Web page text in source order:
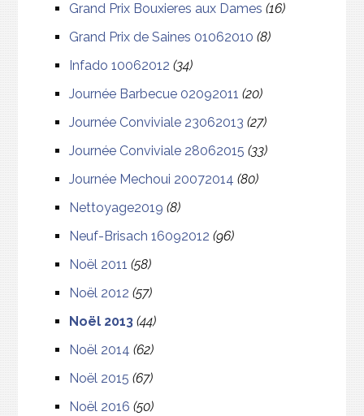
Grand Prix Bouxieres aux Dames (16)
Grand Prix de Saines 01062010 (8)
Infado 10062012 (34)
Journée Barbecue 02092011 (20)
Journée Conviviale 23062013 (27)
Journée Conviviale 28062015 (33)
Journée Mechoui 20072014 (80)
Nettoyage2019 (8)
Neuf-Brisach 16092012 (96)
Noël 2011 (58)
Noël 2012 (57)
Noël 2013 (44)
Noël 2014 (62)
Noël 2015 (67)
Noël 2016 (50)